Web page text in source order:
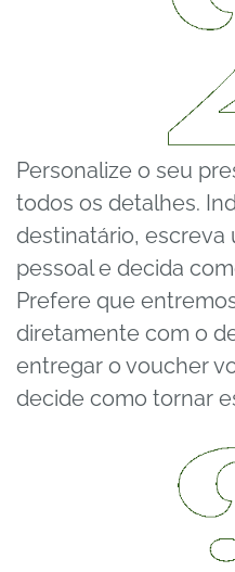
Personalize o seu
todos os detalhes.
destinatário, escreva
pessoal e decida
Prefere que
diretamente com o
entregar o voucher
decide como tornar